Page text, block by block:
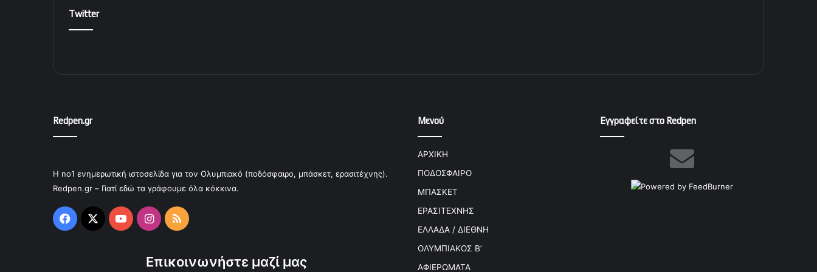
Twitter
Redpen.gr
Η no1 ενημερωτική ιστοσελίδα για τον Ολυμπιακό (ποδόσφαιρο, μπάσκετ, ερασιτέχνης).
Redpen.gr – Γιατί εδώ τα γράφουμε όλα κόκκινα.
Facebook
X YouTubeInstagram
RSS
Επικοινωνήστε μαζί μας
Μενού
ΑΡΧΙΚΗ
ΠΟΔΟΣΦΑΙΡΟ
ΜΠΑΣΚΕΤ
ΕΡΑΣΙΤΕΧΝΗΣ
ΕΛΛΑΔΑ / ΔΙΕΘΝΗ
ΟΛΥΜΠΙΑΚΟΣ Β’
ΑΦΙΕΡΩΜΑΤΑ
Εγγραφείτε στο Redpen